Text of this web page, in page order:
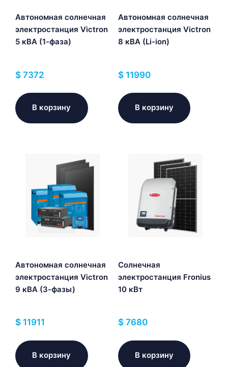
Автономная солнечная
электростанция Victron
5 кВА (1-фаза)
$ 7372
В корзину
Автономная солнечная
электростанция Victron
8 кВА (Li-ion)
$11990
В корзину
Автономная солнечная
электростанция Victron
9 кВА (3-фазы)
$ 11911
В корзину
Солнечная
электростанция Fronius
10 кВт
$7680
В корзину